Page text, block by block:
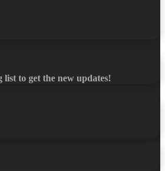
to get the new updates!